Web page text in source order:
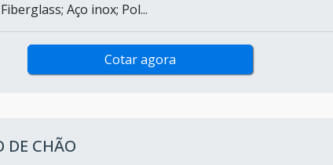
Aço inox; Pol...
Cotar agora
DE CHÃO